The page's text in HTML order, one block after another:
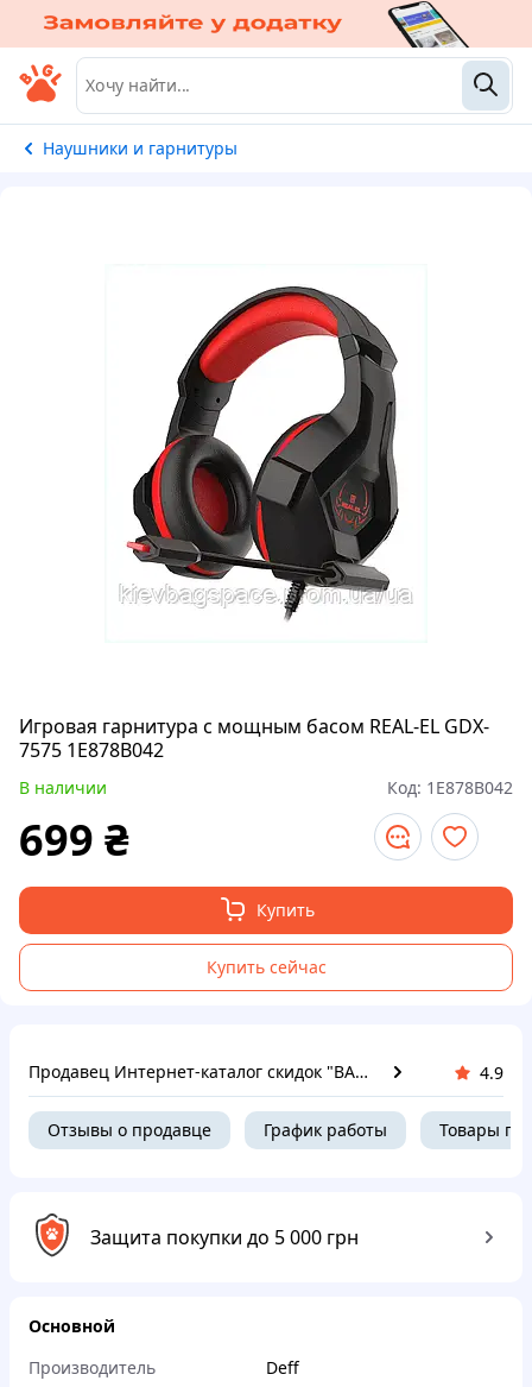
Наушники и гарнитуры
Игровая гарнитура с мощным басом REAL-EL GDX-
7575 1E878B042
В наличии Код: 1E878B042
699 ₴
Купить
Купить сейчас
Продавец Инте​рнет​-кат​алог ск​​идок "BAGSPACE" 4.9
Отзывы о продавце График работы Товары
Защита покупки до 5 000 грн
Основной
Производитель
Deff